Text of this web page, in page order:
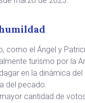
como el Ángel y
turismo por la
en la dinámica
del pecado.
cantidad de